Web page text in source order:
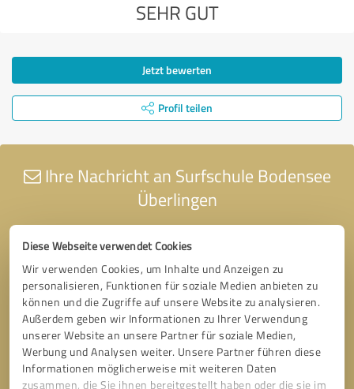
Diese Webseite verwendet Cookies
Wir verwenden Cookies, um Inhalte und Anzeigen zu
personalisieren, Funktionen für soziale Medien anbieten zu
können und die Zugriffe auf unsere Website zu analysieren.
Außerdem geben wir Informationen zu Ihrer Verwendung
unserer Website an unsere Partner für soziale Medien,
Werbung und Analysen weiter. Unsere Partner führen diese
Informationen möglicherweise mit weiteren Daten
zusammen, die Sie ihnen bereitgestellt haben oder die sie im
SEHR GUT
Jetzt bewerten
Profil teilen
Ihre Nachricht an Surfschule Bodensee
Überlingen